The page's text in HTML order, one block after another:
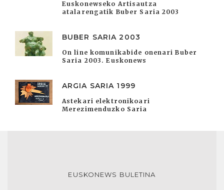
Euskonewseko Artisautza
atalarengatik Buber Saria 2003
BUBER SARIA 2003
On line komunikabide onenari Buber
Saria 2003. Euskonews
ARGIA SARIA 1999
Astekari elektronikoari
Merezimenduzko Saria
EUSKONEWS BULETINA